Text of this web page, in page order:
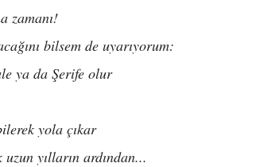
zamanı!
bilsem de uyarıyorum:
ya da Şerife olur
yola çıkar
yılların ardından...